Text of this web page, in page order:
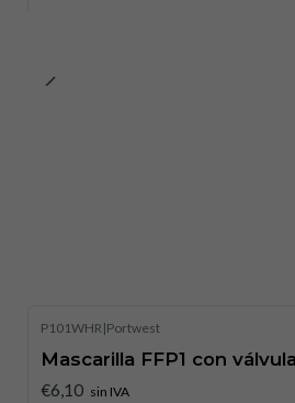
P101WHR |Portwest
Mascarilla FFP1 con válvula
€6,10 sin IVA